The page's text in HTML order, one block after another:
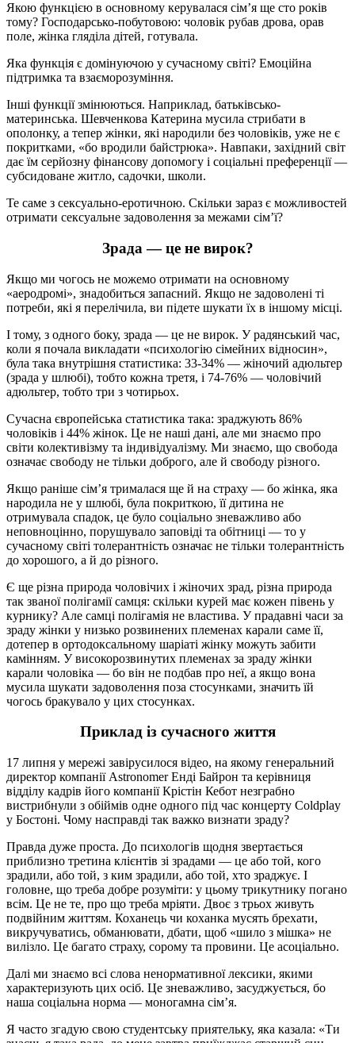
Якою функцією в основному керувалася сім’я ще сто років
тому? Господарсько-побутовою: чоловік рубав дрова, орав
поле, жінка гляділа дітей, готувала.
Яка функція є домінуючою у сучасному світі? Емоційна
підтримка та взаєморозуміння.
Інші функції змінюються. Наприклад, батьківсько-
материнська. Шевченкова Катерина мусила стрибати в
ополонку, а тепер жінки, які народили без чоловіків, уже не є
покритками, «бо вродили байстрюка». Навпаки, західний світ
дає їм серйозну фінансову допомогу і соціальні преференції —
субсидоване житло, садочки, школи.
Те саме з сексуально-еротичною. Скільки зараз є можливостей
отримати сексуальне задоволення за межами сім’ї?
Зрада — це не вирок?
Якщо ми чогось не можемо отримати на основному
«аеродромі», знадобиться запасний. Якщо не задоволені ті
потреби, які я перелічила, ви підете шукати їх в іншому місці.
І тому, з одного боку, зрада — це не вирок. У радянський час,
коли я почала викладати «психологію сімейних відносин»,
була така внутрішня статистика: 33-34% — жіночий адюльтер
(зрада у шлюбі), тобто кожна третя, і 74-76% — чоловічий
адюльтер, тобто три з чотирьох.
Сучасна європейська статистика така: зраджують 86%
чоловіків і 44% жінок. Це не наші дані, але ми знаємо про
світи колективізму та індивідуалізму. Ми знаємо, що свобода
означає свободу не тільки доброго, але й свободу різного.
Якщо раніше сім’я трималася ще й на страху — бо жінка, яка
народила не у шлюбі, була покриткою, її дитина не
отримувала спадок, це було соціально зневажливо або
неповноцінно, порушувало заповіді та обітниці — то у
сучасному світі толерантність означає не тільки толерантність
до хорошого, а й до різного.
Є ще різна природа чоловічих і жіночих зрад, різна природа
так званої полігамії самця: скільки курей має кожен півень у
курнику? Але самці полігамія не властива. У прадавні часи за
зраду жінки у низько розвинених племенах карали саме її,
дотепер в ортодоксальному шаріаті жінку можуть забити
камінням. У високорозвинутих племенах за зраду жінки
карали чоловіка — бо він не подбав про неї, а якщо вона
мусила шукати задоволення поза стосунками, значить їй
чогось бракувало у цих стосунках.
Приклад із сучасного життя
17 липня у мережі завірусилося відео, на якому генеральний
директор компанії Astronomer Енді Байрон та керівниця
відділу кадрів його компанії Крістін Кебот незграбно
вистрибнули з обіймів одне одного під час концерту Coldplay
у Бостоні. Чому насправді так важко визнати зраду?
Правда дуже проста. До психологів щодня звертається
приблизно третина клієнтів зі зрадами — це або той, кого
зрадили, або той, з ким зрадили, або той, хто зраджує. І
головне, що треба добре розуміти: у цьому трикутнику погано
всім. Це не те, про що треба мріяти. Двоє з трьох живуть
подвійним життям. Коханець чи коханка мусять брехати,
викручуватись, обманювати, дбати, щоб «шило з мішка» не
вилізло. Це багато страху, сорому та провини. Це асоціально.
Далі ми знаємо всі слова ненормативної лексики, якими
характеризують цих осіб. Це зневажливо, засуджується, бо
наша соціальна норма — моногамна сім’я.
Я часто згадую свою студентську приятельку, яка казала: «Ти